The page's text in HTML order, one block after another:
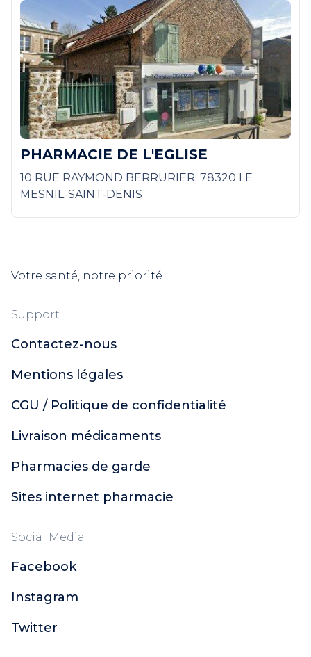
PHARMACIE DE L'EGLISE
10 RUE RAYMOND BERRURIER; 78320 LE
MESNIL-SAINT-DENIS
Votre santé, notre priorité
Support
Contactez-nous
Mentions légales
CGU / Politique de confidentialité
Livraison médicaments
Pharmacies de garde
Sites internet pharmacie
Social Media
Facebook
Instagram
Twitter